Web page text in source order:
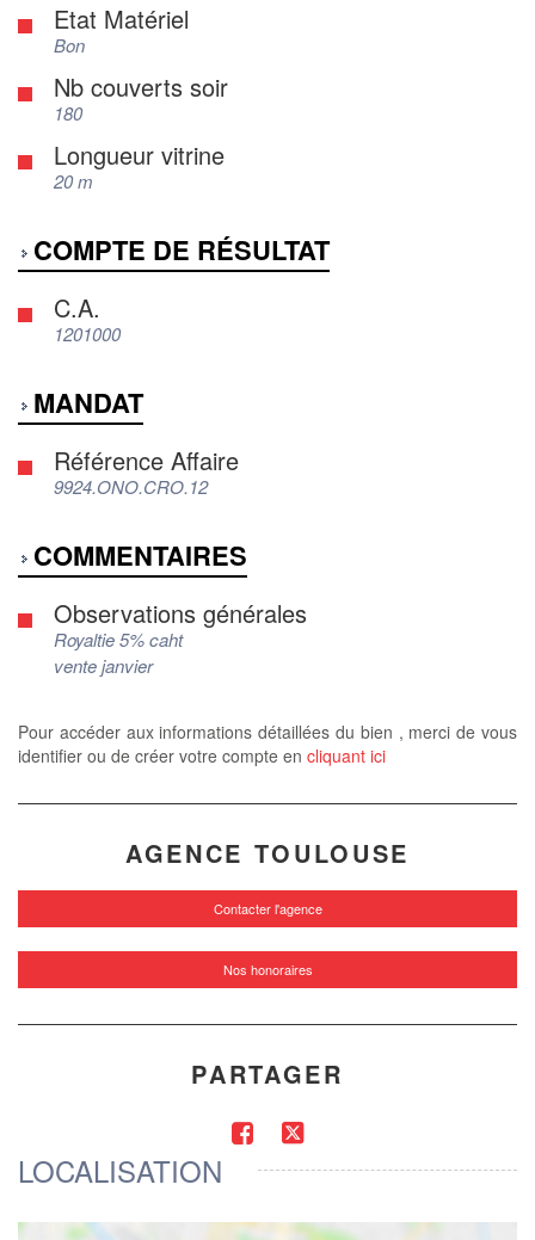
Etat Matériel
Bon
Nb couverts soir
180
Longueur vitrine
20 m
COMPTE DE RÉSULTAT
C.A.
1201000
MANDAT
Référence Affaire
9924.ONO.CRO.12
COMMENTAIRES
Observations générales
Royaltie 5% caht
vente janvier
Pour accéder aux informations détaillées du bien , merci de vous
identifier ou de créer votre compte en cliquant ici
AGENCE TOULOUSE
Contacter l'agence
Nos honoraires
PARTAGER
LOCALISATION